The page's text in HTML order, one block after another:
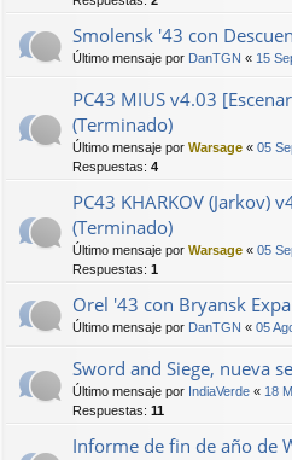
Smolensk '43 con
Último mensaje por DanTGN « 15
PC43 MIUS v4.03
(Terminado)
Último mensaje por Warsage « 05
Respuestas: 4
PC43 KHARKOV (Jarkov)
(Terminado)
Último mensaje por Warsage « 05
Respuestas: 1
Orel '43 con Bryansk
Último mensaje por DanTGN « 05
Sword and Siege, nueva
Último mensaje por IndiaVerde « 18
Respuestas: 11
Informe de fin de año de